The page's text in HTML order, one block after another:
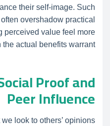
their self-image. Such
overshadow practical
perceived value feel more
actual benefits warrant.
Proof and
Peer Influence
look to others’ opinions